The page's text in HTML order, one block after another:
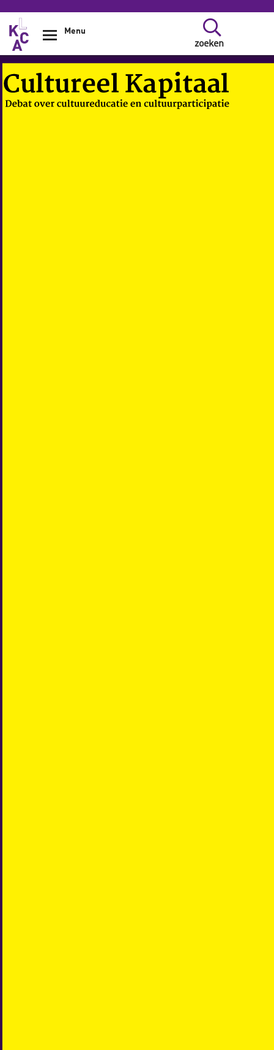
Overslaan en naar de inhoud gaan
zoeken
Menu